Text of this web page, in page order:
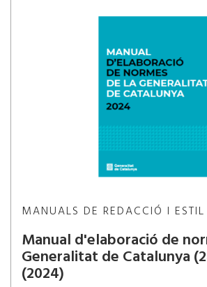
MANUALS DE REDACCIÓ I ESTIL
Manual d'elaboració de
Generalitat de Catalunya
(2024)